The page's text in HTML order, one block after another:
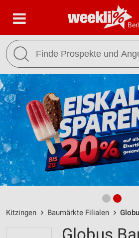
Kitzingen Baumärkte Filialen Globus